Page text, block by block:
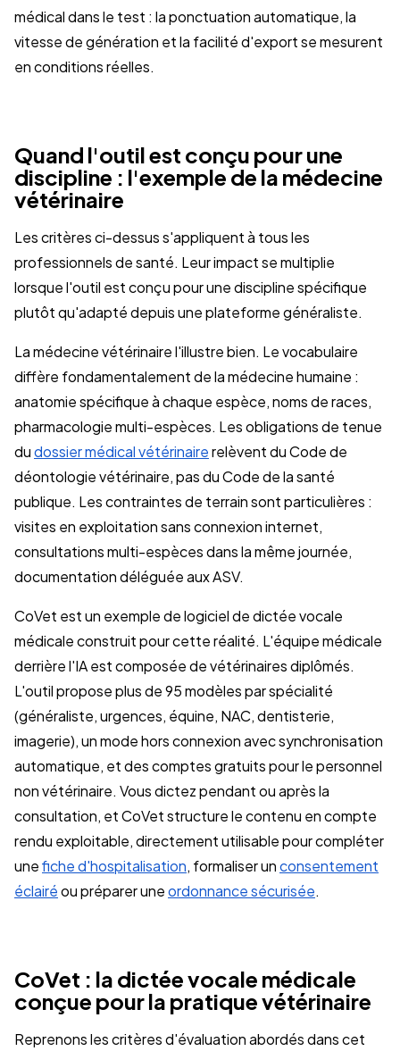
médical dans le test : la ponctuation automatique, la
vitesse de génération et la facilité d'export se mesurent
en conditions réelles.
Quand l'outil est conçu pour une
discipline : l'exemple de la médecine
vétérinaire
Les critères ci-dessus s'appliquent à tous les
professionnels de santé. Leur impact se multiplie
lorsque l'outil est conçu pour une discipline spécifique
plutôt qu'adapté depuis une plateforme généraliste.
La médecine vétérinaire l'illustre bien. Le vocabulaire
diffère fondamentalement de la médecine humaine :
anatomie spécifique à chaque espèce, noms de races,
pharmacologie multi-espèces. Les obligations de tenue
dudossier médical vétérinairerelèvent du Code de
déontologie vétérinaire, pas du Code de la santé
publique. Les contraintes de terrain sont particulières :
visites en exploitation sans connexion internet,
consultations multi-espèces dans la même journée,
documentation déléguée aux ASV.
CoVet est un exemple de logiciel de dictée vocale
médicale construit pour cette réalité. L'équipe médicale
derrière l'IA est composée de vétérinaires diplômés.
L'outil propose plus de 95 modèles par spécialité
(généraliste, urgences, équine, NAC, dentisterie,
imagerie), un mode hors connexion avec synchronisation
automatique, et des comptes gratuits pour le personnel
non vétérinaire. Vous dictez pendant ou après la
consultation, et CoVet structure le contenu en compte
rendu exploitable, directement utilisable pour compléter
unefiche d'hospitalisation, formaliser unconsentement
éclairéou préparer uneordonnance sécurisée.
CoVet : la dictée vocale médicale
conçue pour la pratique vétérinaire
Reprenons les critères d'évaluation abordés dans cet